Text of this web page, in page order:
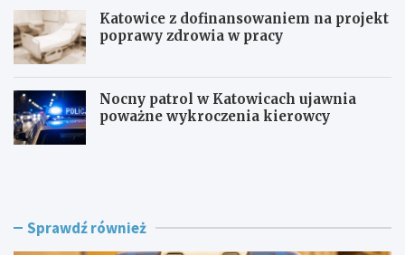
Katowice z dofinansowaniem na projekt
poprawy zdrowia w pracy
Nocny patrol w Katowicach ujawnia
poważne wykroczenia kierowcy
Z
ż
B
e Sprawdź również